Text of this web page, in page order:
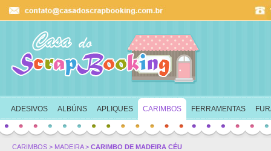
Ok
ADESIVOS ALBÚNS APLIQUES CARIMBOS FERRAMENTAS
CARIMBOS > MADEIRA> CARIMBO DE MADEIRA CÉU